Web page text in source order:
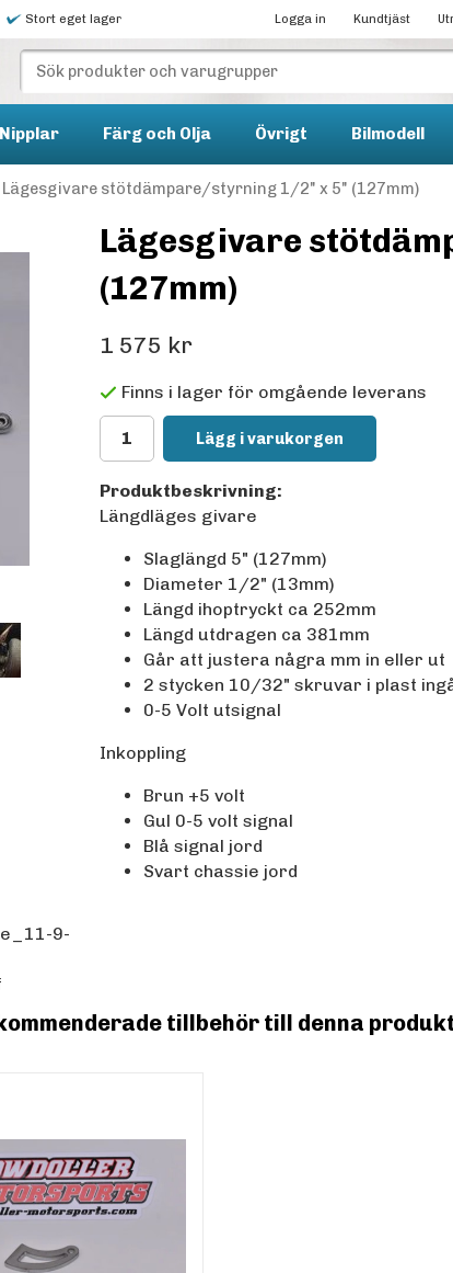
Stort eget lager Logga in Kundtjäst
Färg och Olja Övrigt Bilmodell
Lägesgivare stötdämpare/styrning 1/2" x 5" (127mm)
Lägesgivare
(127mm)
1 575 kr
Finns i lager för omgående leverans
Lägg i varukorgen
Produktbeskrivning:
Längdläges givare
Slaglängd 5" (127mm)
Diameter 1/2" (13mm)
Längd ihoptryckt ca 252mm
Längd utdragen ca 381mm
Går att justera några mm in eller ut
2 stycken 10/32" skruvar i plast
0-5 Volt utsignal
Inkoppling
Brun +5 volt
Gul 0-5 volt signal
Blå signal jord
Svart chassie jord
9-
tillbehör till denna